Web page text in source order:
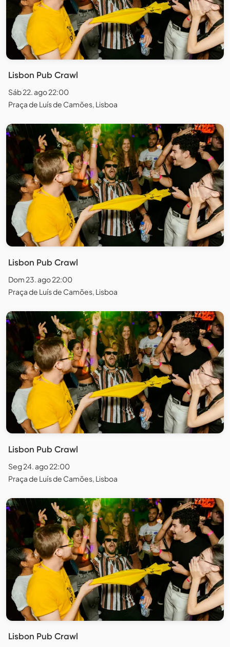
Lisbon Pub Crawl
Sáb 22. ago 22:00
Praça de Luís de Camões, Lisboa
Lisbon Pub Crawl
Dom 23. ago 22:00
Praça de Luís de Camões, Lisboa
Lisbon Pub Crawl
Seg 24. ago 22:00
Praça de Luís de Camões, Lisboa
Lisbon Pub Crawl